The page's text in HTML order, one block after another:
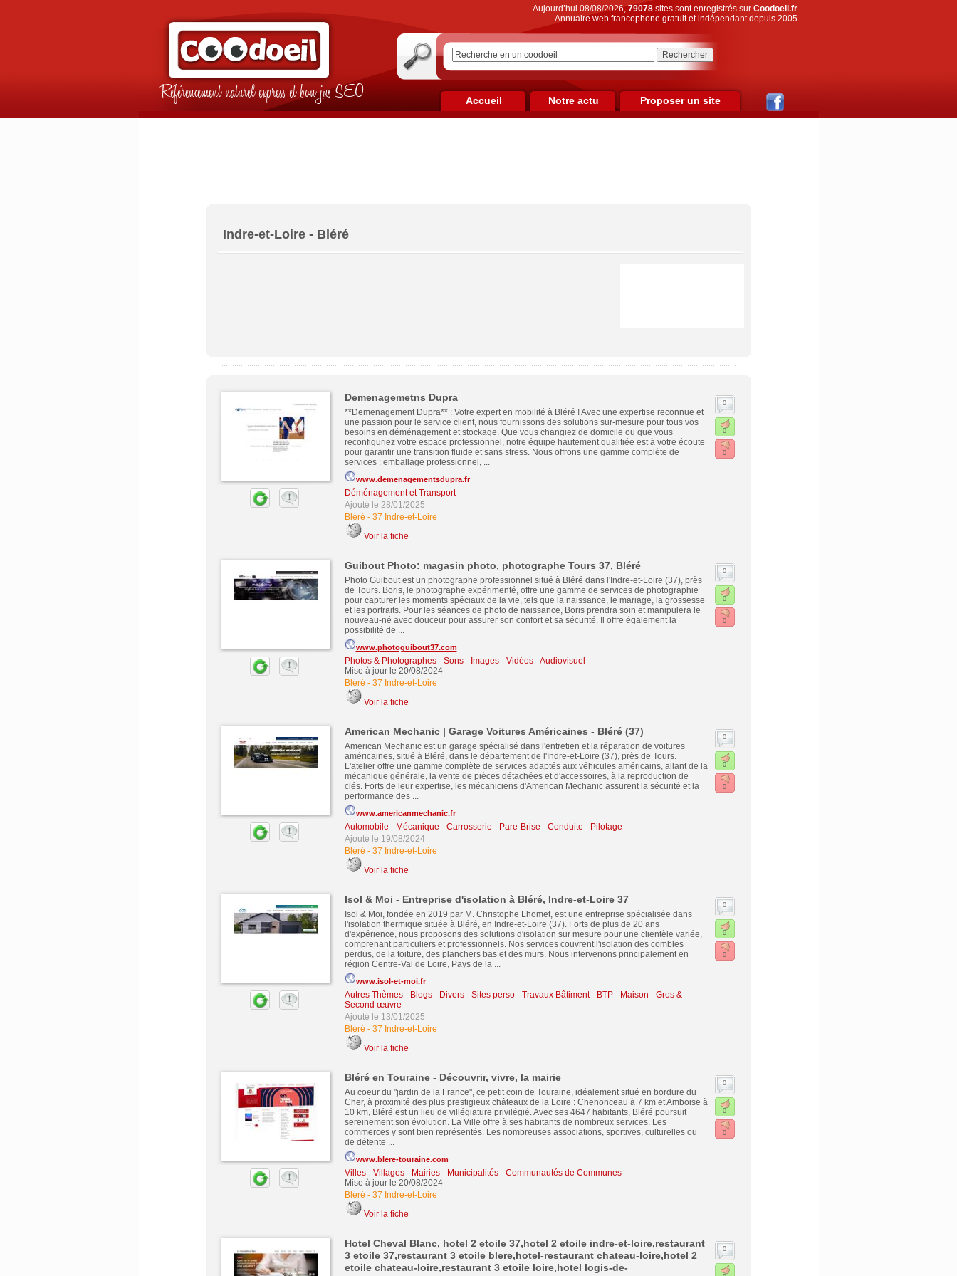
Référencement naturel express et bon jus SEO
Aujourd’hui 08/08/2026,79078sites sont enregistrés sur Coodoeil.fr
Annuaire web francophone gratuit et indépendant depuis 2005
Accueil Notre actu Proposer un site
Indre-et-Loire - Bléré
Demenagemetns Dupra
**Demenagement Dupra** : Votre expert en mobilité à Bléré ! Avec une expertise reconnue et
une passion pour le service client, nous fournissons des solutions sur-mesure pour tous vos
besoins en déménagement et stockage. Que vous changiez de domicile ou que vous
reconfiguriez votre espace professionnel, notre équipe hautement qualifiée est à votre écoute
pour garantir une transition fluide et sans stress. Nous offrons une gamme complète de
services : emballage professionnel, ...
www.demenagementsdupra.fr
Déménagement et Transport
Ajouté le 28/01/2025
Bléré - 37 Indre-et-Loire
Voir la fiche
0
0
0
Guibout Photo: magasin photo, photographe Tours 37, Bléré
Photo Guibout est un photographe professionnel situé à Bléré dans l'Indre-et-Loire (37), près
de Tours. Boris, le photographe expérimenté, offre une gamme de services de photographie
pour capturer les moments spéciaux de la vie, tels que la naissance, le mariage, la grossesse
et les portraits. Pour les séances de photo de naissance, Boris prendra soin et manipulera le
nouveau-né avec douceur pour assurer son confort et sa sécurité. Il offre également la
possibilité de ...
www.photoguibout37.com
Photos & Photographes- Sons - Images - Vidéos - Audiovisuel
Mise à jour le 20/08/2024
Bléré - 37 Indre-et-Loire
Voir la fiche
0
0
0
American Mechanic | Garage Voitures Américaines - Bléré (37)
American Mechanic est un garage spécialisé dans l'entretien et la réparation de voitures
américaines, situé à Bléré, dans le département de l'Indre-et-Loire (37), près de Tours.
L'atelier offre une gamme complète de services adaptés aux véhicules américains, allant de la
mécanique générale, la vente de pièces détachées et d'accessoires, à la reproduction de
clés. Forts de leur expertise, les mécaniciens d'American Mechanic assurent la sécurité et la
performance des ...
www.americanmechanic.fr
Automobile - Mécanique - Carrosserie - Pare-Brise - Conduite - Pilotage
Ajouté le 19/08/2024
Bléré - 37 Indre-et-Loire
Voir la fiche
0
0
0
Isol & Moi - Entreprise d'isolation à Bléré, Indre-et-Loire 37
Isol & Moi, fondée en 2019 par M. Christophe Lhomet, est une entreprise spécialisée dans
l'isolation thermique située à Bléré, en Indre-et-Loire (37). Forts de plus de 20 ans
d'expérience, nous proposons des solutions d'isolation sur mesure pour une clientèle variée,
comprenant particuliers et professionnels. Nos services couvrent l'isolation des combles
perdus, de la toiture, des planchers bas et des murs. Nous intervenons principalement en
région Centre-Val de Loire, Pays de la ...
www.isol-et-moi.fr
Autres Thèmes - Blogs - Divers - Sites perso- Travaux Bâtiment - BTP - Maison - Gros &
Second œuvre
Ajouté le 13/01/2025
Bléré - 37 Indre-et-Loire
Voir la fiche
0
0
0
Bléré en Touraine - Découvrir, vivre, la mairie
Au coeur du "jardin de la France", ce petit coin de Touraine, idéalement situé en bordure du
Cher, à proximité des plus prestigieux châteaux de la Loire : Chenonceau à 7 km et Amboise à
10 km, Bléré est un lieu de villégiature privilégié. Avec ses 4647 habitants, Bléré poursuit
sereinement son évolution. La Ville offre à ses habitants de nombreux services. Les
commerces y sont bien représentés. Les nombreuses associations, sportives, culturelles ou
de détente ...
www.blere-touraine.com
Villes - Villages - Mairies - Municipalités - Communautés de Communes
Mise à jour le 20/08/2024
Bléré - 37 Indre-et-Loire
Voir la fiche
0
0
0
Hotel Cheval Blanc, hotel 2 etoile 37,hotel 2 etoile indre-et-loire,restaurant
3 etoile 37,restaurant 3 etoile blere,hotel-restaurant chateau-loire,hotel 2
etoile chateau-loire,restaurant 3 etoile loire,hotel logis-de-
0